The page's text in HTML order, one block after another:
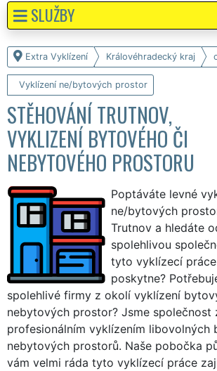
Extra Vyklízení Královéhradecký kraj
Vyklízení ne/bytových prostor
STĚHOVÁNÍ TRUTNOV,
VYKLIZENÍ BYTOVÉHO ČI
NEBYTOVÉHO PROSTORU
Poptáváte levné
ne/bytových
Trutnov a hledáte
spolehlivou
tyto vyklízecí
poskytne?
spolehlivé firmy z okolí vyklízení
nebytových prostor? Jsme společnost
profesionálním vyklízením libovolných
nebytových prostorů. Naše pobočka
vám velmi ráda tyto vyklízecí práce
SLUŽBY